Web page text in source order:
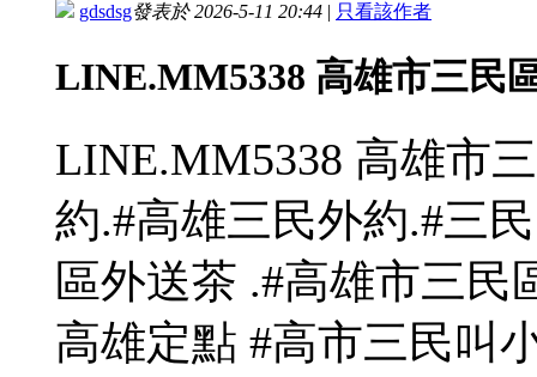
gdsdsg發表於 2026-5-11 20:44 | 只看該作者
LINE.MM5338 高雄市三民
LINE.MM5338 高雄市
約.#高雄三民外約.#三
區外送茶 .#高雄市三民
高雄定點 #高市三民叫